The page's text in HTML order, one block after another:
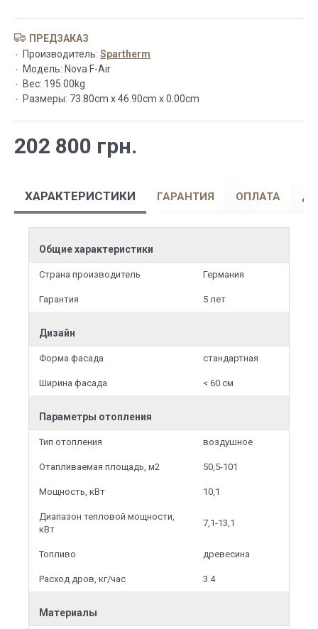
202 800 грн.
ПРЕДЗАКАЗ
Производитель: Spartherm
Модель: Nova F-Air
Вес: 195.00kg
Размеры: 73.80cm x 46.90cm x 0.00cm
ХАРАКТЕРИСТИКИ ГАРАНТИЯ ОПЛАТА
Общие характеристики
Страна производитель Германия
Гарантия 5 лет
Дизайн
Форма фасада стандартная
Ширина фасада < 60 см
Параметры отопления
Тип отопления воздушное
Отапливаемая площадь, м2 50,5-101
Мощность, кВт 10,1
Диапазон тепловой мощности,
кВт
7,1-13,1
Топливо древесина
Расход дров, кг/час 3.4
Материалы